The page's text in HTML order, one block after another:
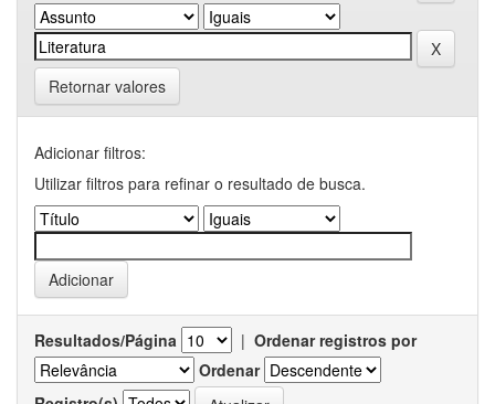
Retornar valores
Adicionar filtros:
Utilizar filtros para refinar o resultado de busca.
Resultados/Página | Ordenar registros por
Ordenar